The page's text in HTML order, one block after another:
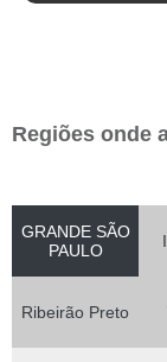
Regiões onde
GRANDE SÃO
PAULO
Ribeirão Preto